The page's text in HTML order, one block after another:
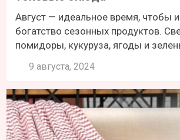
Август — идеальное время, чтобы
богатство сезонных продуктов.
помидоры, кукуруза, ягоды и
9 августа, 2024